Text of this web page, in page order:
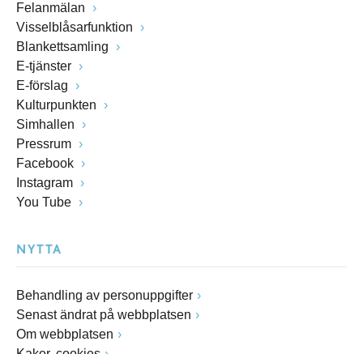
Felanmälan
Visselblåsarfunktion
Blankettsamling
E-tjänster
E-förslag
Kulturpunkten
Simhallen
Pressrum
Facebook
Instagram
You Tube
NYTTA
Behandling av personuppgifter
Senast ändrat på webbplatsen
Om webbplatsen